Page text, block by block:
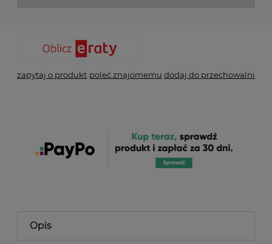
zapytaj o produkt poleć znajomemu dodaj do przechowalni
Opis